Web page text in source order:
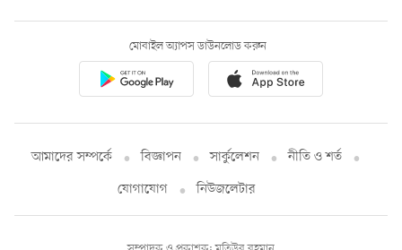
মোবাইল অ্যাপস ডাউনলোড করুন
আমাদের সম্পর্কে বিজ্ঞাপন সার্কুলেশন
নীতি ও শর্ত
যোগাযোগ
নিউজলেটার